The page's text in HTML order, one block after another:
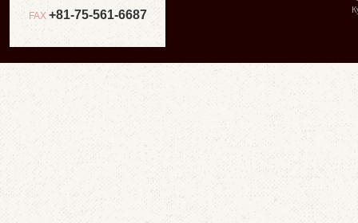
FAX +81-75-561-6687